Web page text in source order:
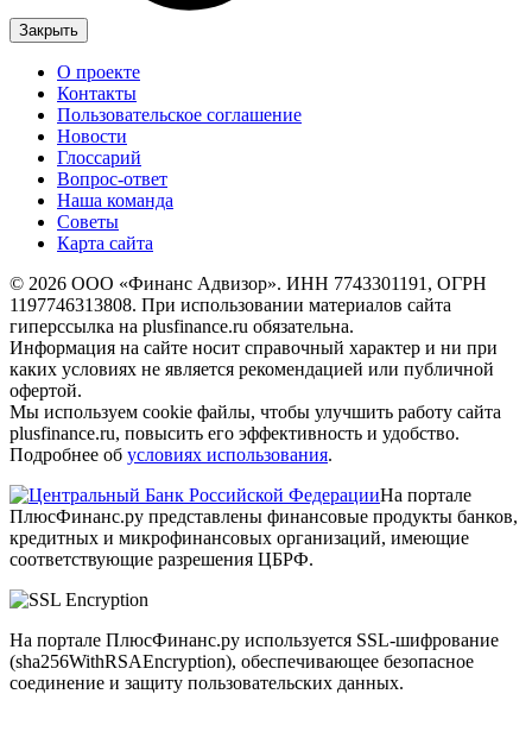
Закрыть
О проекте
Контакты
Пользовательское соглашение
Новости
Глоссарий
Вопрос-ответ
Наша команда
Советы
Карта сайта
© 2026 ООО «Финанс Адвизор». ИНН 7743301191, ОГРН
1197746313808. При использовании материалов сайта
гиперссылка на plusfinance.ru обязательна.
Информация на сайте носит справочный характер и ни при
каких условиях не является рекомендацией или публичной
офертой.
Мы используем cookie файлы, чтобы улучшить работу сайта
plusfinance.ru, повысить его эффективность и удобство.
Подробнее об условиях использования.
На портале
ПлюсФинанс.ру представлены финансовые продукты банков,
кредитных и микрофинансовых организаций, имеющие
соответствующие разрешения ЦБРФ.
На портале ПлюсФинанс.ру используется SSL-шифрование
(sha256WithRSAEncryption), обеспечивающее безопасное
соединение и защиту пользовательских данных.